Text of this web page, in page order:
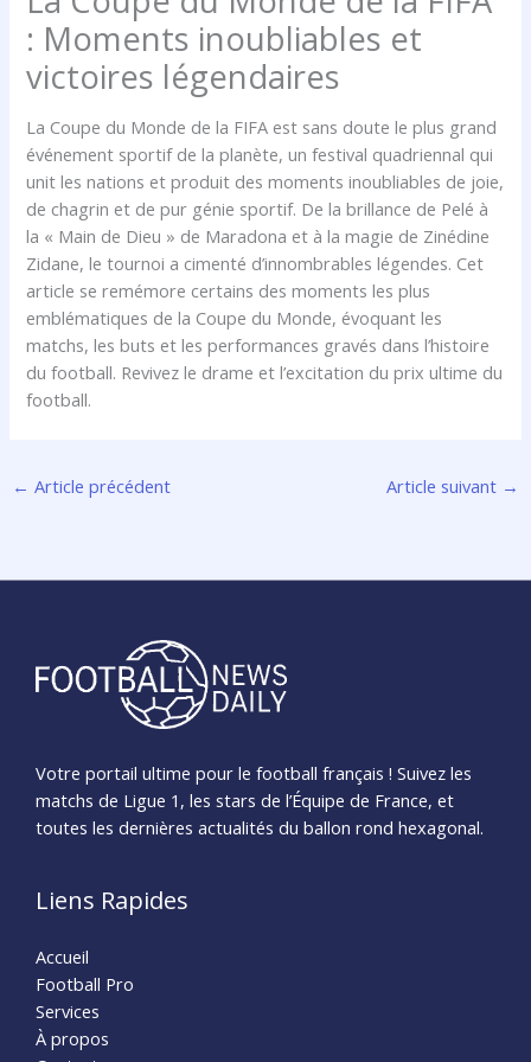
: Moments inoubliables et
victoires légendaires
La Coupe du Monde de la FIFA est sans doute le plus grand
événement sportif de la planète, un festival quadriennal qui
unit les nations et produit des moments inoubliables de joie,
de chagrin et de pur génie sportif. De la brillance de Pelé à
la « Main de Dieu » de Maradona et à la magie de Zinédine
Zidane, le tournoi a cimenté d’innombrables légendes. Cet
article se remémore certains des moments les plus
emblématiques de la Coupe du Monde, évoquant les
matchs, les buts et les performances gravés dans l’histoire
du football. Revivez le drame et l’excitation du prix ultime du
football.
← Article précédent Article suivant →
Votre portail ultime pour le football français ! Suivez les
matchs de Ligue 1, les stars de l’Équipe de France, et
toutes les dernières actualités du ballon rond hexagonal.
Liens Rapides
Accueil
Football Pro
Services
À propos